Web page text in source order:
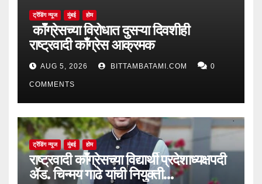
ट्रेंडिंग न्यूज मुंबई होम
काँग्रेसच्या विरोधात दुसऱ्या दिवशीही
राष्ट्रवादी काँग्रेस आक्रमक
AUG 5, 2026 BITTAMBATAMI.COM 0
COMMENTS
ट्रेंडिंग न्यूज मुंबई होम
राष्ट्रवादी काँग्रेसच्या विद्यार्थी प्रदेशाध्यक्षपदी
ॲड. चिन्मय गाढे यांची नियुक्ती…